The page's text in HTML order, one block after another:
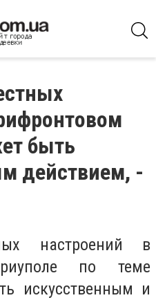
быть
действием, -
настроений в
по теме
искусственным и